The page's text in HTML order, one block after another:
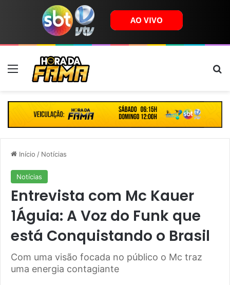
Menu
Início / Notícias
Notícias
Entrevista com Mc Kauer
1Águia: A Voz do Funk que
está Conquistando o Brasil
Com uma visão focada no público o Mc traz
uma energia contagiante